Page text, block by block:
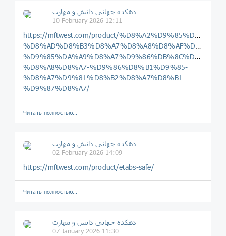
دهکده جهانی دانش و مهارت
10 February 2026 12:11
https://mftwest.com/product/
%D8%A8%D8%A7-%D9%86%D8%B1%D9%85-
%D8%A7%D9%81%D8%B2%D8%A7%D8%B1-
%D9%87%D8%A7/
Читать полностью…
دهکده جهانی دانش و مهارت
02 February 2026 14:09
https://mftwest.com/product/etabs-safe/
Читать полностью…
دهکده جهانی دانش و مهارت
07 January 2026 11:30